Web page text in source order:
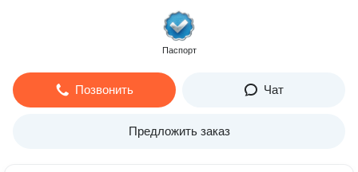
Паспорт
Позвонить Чат
Предложить заказ